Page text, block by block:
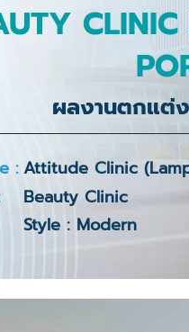
CLINIC
ผลงานตกแต่
:Attitude Clinic
Beauty Clinic
Style : Modern